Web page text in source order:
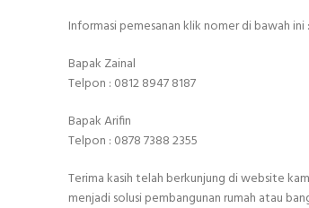
Informasi pemesanan klik nomer di bawah ini :
Bapak Zainal
Telpon : 0812 8947 8187
Bapak Arifin
Telpon : 0878 7388 2355
Terima kasih telah berkunjung di website
menjadi solusi pembangunan rumah atau